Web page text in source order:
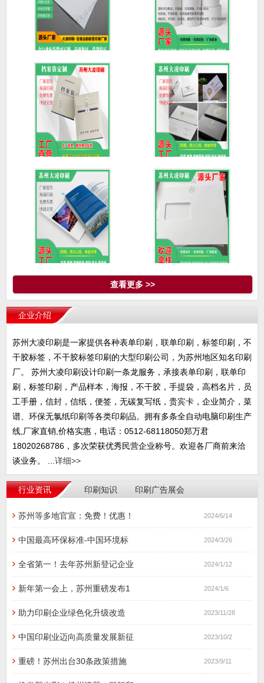
书写纸不干胶标签|不干
胶标签
铜版纸卷筒标签/条形码
标签纸
资料袋/档案袋/名片/手提
袋
苏州名片印刷高端名片
设计制作
查看更多 >>
企业介绍
苏州大凌印刷是一家提供各种表单印刷，联单印刷，标签印刷，不
干胶标签，不干胶标签印刷的大型印刷公司，为苏州地区知名印刷
厂。 苏州大凌印刷设计印刷一条龙服务，承接表单印刷，联单印
刷，标签印刷，产品样本，海报，不干胶，手提袋，高档名片，员
工手册，信封，信纸，便签，无碳复写纸，贵宾卡，企业简介，菜
谱、环保无氯纸印刷等各类印刷品。拥有多条全自动电脑印刷生产
线,厂家直销,价格实惠，电话：0512-68118050郑万君
18020268786，多次荣获优秀民营企业称号。欢迎各厂商前来洽
谈业务。 ...详细>>
行业资讯 印刷知识 印刷广告展会
苏州等多地官宣：免费！优惠！ 2024/6/14
中国最高环保标准-中国环境标 2024/3/26
全省第一！去年苏州新登记企业 2024/1/12
新年第一会上，苏州重磅发布1 2024/1/6
助力印刷企业绿色化升级改造 2023/11/28
中国印刷业迈向高质量发展新征 2023/10/2
重磅！苏州出台30条政策措施 2023/9/11